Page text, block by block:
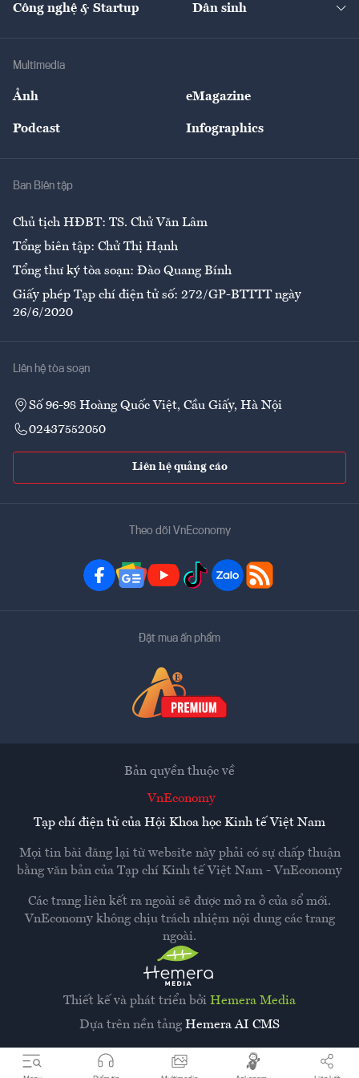
Tư vấn Nông sản
Giải trí
Công nghệ & Startup Dân sinh
Multimedia
Ảnh eMagazine
Podcast Infographics
Ban Biên tập
Chủ tịch HĐBT: TS. Chử Văn Lâm
Tổng biên tập: Chử Thị Hạnh
Tổng thư ký tòa soạn: Đào Quang Bính
Giấy phép Tạp chí điện tử số: 272/GP-BTTTT ngày
26/6/2020
Liên hệ tòa soạn
Số 96-98 Hoàng Quốc Việt, Cầu Giấy, Hà Nội
02437552050
Liên hệ quảng cáo
Theo dõi VnEconomy
Đặt mua ấn phẩm
Thiết kế và phát triển bởi Hemera Media
Dựa trên nền tảng Hemera AI CMS
Bản quyền thuộc về
VnEconomy
Tạp chí điện tử của Hội Khoa học Kinh tế Việt Nam
Mọi tin bài đăng lại từ website này phải có sự chấp thuận
bằng văn bản của Tạp chí Kinh tế Việt Nam - VnEconomy
Các trang liên kết ra ngoài sẽ được mở ra ở cửa sổ mới.
VnEconomy không chịu trách nhiệm nội dung các trang
ngoài.